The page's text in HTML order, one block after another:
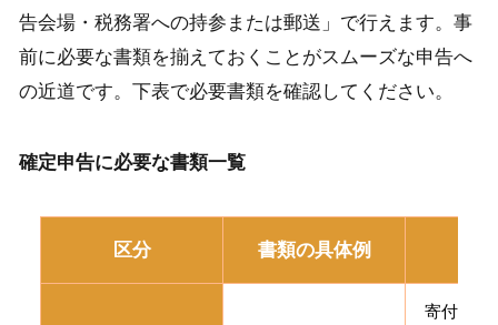
告会場・税務署への持参または郵送」で行えます。事
前に必要な書類を揃えておくことがスムーズな申告へ
の近道です。下表で必要書類を確認してください。
確定申告に必要な書類一覧
区分 書類の具体例
寄付先ご